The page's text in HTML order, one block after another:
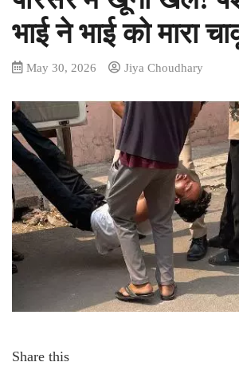
भाई ने भाई को मारा
May 30, 2026 Jiya Choudhary
Share this